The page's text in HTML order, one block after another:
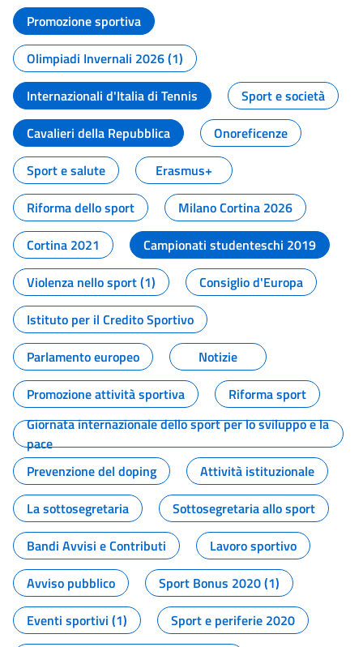
Promozione sportiva
Olimpiadi Invernali 2026 (1)
Internazionali d'Italia di Tennis
Sport e società
Cavalieri della Repubblica
Onoreficenze
Sport e salute
Erasmus+
Riforma dello sport
Milano Cortina 2026
Cortina 2021
Campionati studenteschi 2019
Violenza nello sport (1)
Consiglio d'Europa
Istituto per il Credito Sportivo
Parlamento europeo
Notizie
Promozione attività sportiva
Riforma sport
Giornata internazionale dello sport per lo sviluppo e la
pace
Prevenzione del doping
Attività istituzionale
La sottosegretaria
Sottosegretaria allo sport
Bandi Avvisi e Contributi
Lavoro sportivo
Avviso pubblico
Sport Bonus 2020 (1)
Eventi sportivi (1)
Sport e periferie 2020